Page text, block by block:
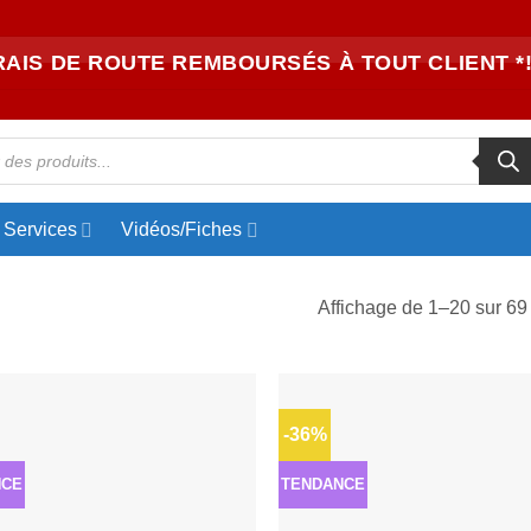
DE ROUTE REMBOURSÉS À TOUT CLIENT
Services Vidéos/Fiches
Affichage de 1–20 sur
-36%
TENDANCE